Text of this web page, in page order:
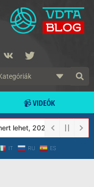
📹 VIDEÓK
2023-tól a Védett
IT RU ES